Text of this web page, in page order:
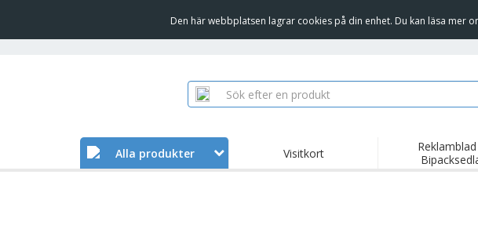
Den här webbplatsen lagrar cookies på din enhet. Du kan läsa mer
Alla produkter Visitkort